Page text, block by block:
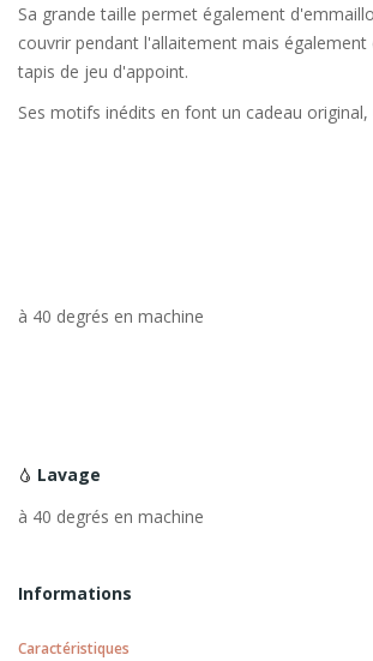
Sa grande taille permet également
couvrir pendant l'allaitement mais
tapis de jeu d'appoint.
Ses motifs inédits en font un cadeau
à 40 degrés en machine
Lavage
à 40 degrés en machine
Informations
Caractéristiques